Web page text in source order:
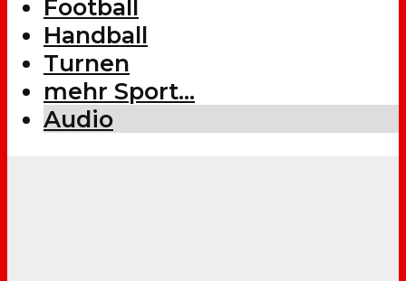
Football
Handball
Turnen
mehr Sport…
Audio